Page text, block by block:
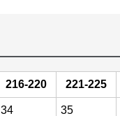
216-220 221-225
34 35